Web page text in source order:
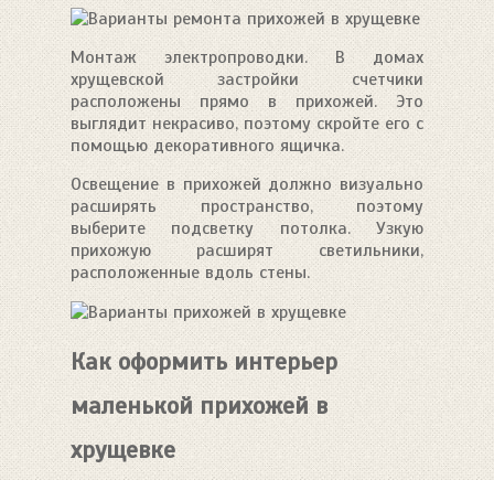
Монтаж электропроводки. В домах
хрущевской застройки счетчики
расположены прямо в прихожей. Это
выглядит некрасиво, поэтому скройте его с
помощью декоративного ящичка.
Освещение в прихожей должно визуально
расширять пространство, поэтому
выберите подсветку потолка. Узкую
прихожую расширят светильники,
расположенные вдоль стены.
Как оформить интерьер
маленькой прихожей в
хрущевке